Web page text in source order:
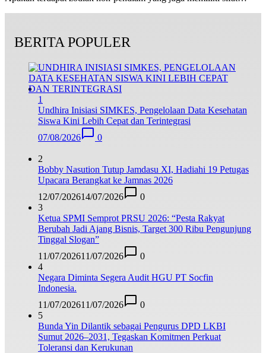
BERITA POPULER
1
Undhira Inisiasi SIMKES, Pengelolaan Data Kesehatan
Siswa Kini Lebih Cepat dan Terintegrasi
07/08/2026
0
2
Bobby Nasution Tutup Jamdasu XI, Hadiahi 19 Petugas
Upacara Berangkat ke Jamnas 2026
12/07/202614/07/2026
0
3
Ketua SPMI Semprot PRSU 2026: “Pesta Rakyat
Berubah Jadi Ajang Bisnis, Target 300 Ribu Pengunjung
Tinggal Slogan”
11/07/202611/07/2026
0
4
Negara Diminta Segera Audit HGU PT Socfin
Indonesia.
11/07/202611/07/2026
0
5
Bunda Yin Dilantik sebagai Pengurus DPD LKBI
Sumut 2026–2031, Tegaskan Komitmen Perkuat
Toleransi dan Kerukunan